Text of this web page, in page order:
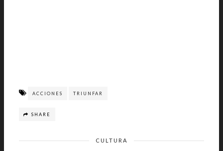
ACCIONES TRIUNFAR
SHARE
CULTURA